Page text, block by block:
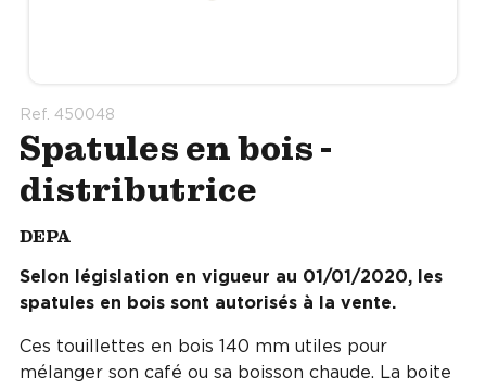
Ref. 450048
Spatules en bois -
distributrice
DEPA
Selon législation en vigueur au 01/01/2020, les
spatules en bois sont autorisés à la vente.
Ces touillettes en bois 140 mm utiles pour
mélanger son café ou sa boisson chaude. La boite